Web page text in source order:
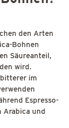
den Arten
Bohnen
Säureanteil,
wird.
im
Espresso-
Arabica und